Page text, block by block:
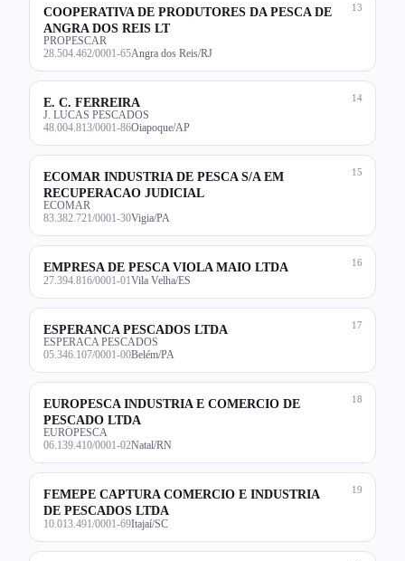
13
COOPERATIVA DE PRODUTORES DA PESCA DE
ANGRA DOS REIS LT
PROPESCAR
28.504.462/0001-65Angra dos Reis/RJ
14
E. C. FERREIRA
J. LUCAS PESCADOS
48.004.813/0001-86Oiapoque/AP
15
ECOMAR INDUSTRIA DE PESCA S/A EM
RECUPERACAO JUDICIAL
ECOMAR
83.382.721/0001-30Vigia/PA
16
EMPRESA DE PESCA VIOLA MAIO LTDA
27.394.816/0001-01 Vila Velha/ES
17
ESPERANCA PESCADOS LTDA
ESPERACA PESCADOS
05.346.107/0001-00Belém/PA
18
EUROPESCA INDUSTRIA E COMERCIO DE
PESCADO LTDA
EUROPESCA
06.139.410/0001-02Natal/RN
19
FEMEPE CAPTURA COMERCIO E INDUSTRIA
DE PESCADOS LTDA
10.013.491/0001-69Itajaí/SC